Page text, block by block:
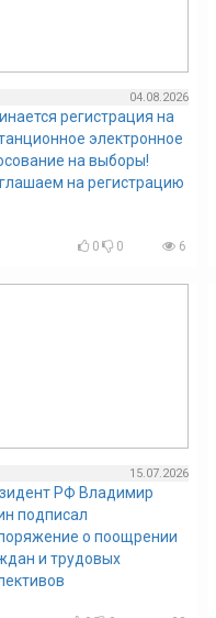
04.08.2026
регистрация на
электронное
на выборы!
на регистрацию
0 0 6
15.07.2026
РФ Владимир
подписал
о поощрении
и трудовых